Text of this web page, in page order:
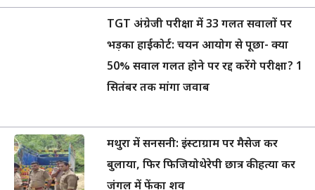
TGT अंग्रेजी परीक्षा में 33 गलत सवालों पर
भड़का हाईकोर्ट: चयन आयोग से पूछा- क्या
50% सवाल गलत होने पर रद्द करेंगे परीक्षा? 1
सितंबर तक मांगा जवाब
मथुरा में सनसनी: इंस्टाग्राम पर मैसेज कर
बुलाया, फिर फिजियोथेरेपी छात्र की हत्या कर
जंगल में फेंका शव